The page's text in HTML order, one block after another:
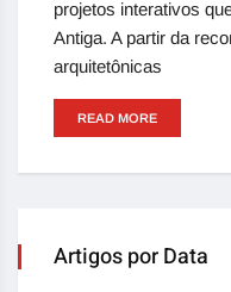
projetos interativos
Antiga. A partir da
arquitetônicas
READ MORE
Artigos por Data